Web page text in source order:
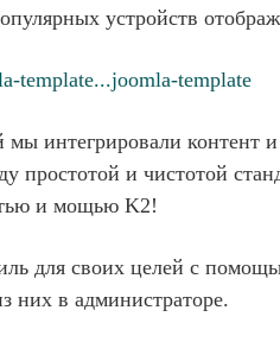
устройств
template...joomla-template
интегрировали контент
простотой и чистотой
и мощью K2!
для своих целей с
них в администраторе.